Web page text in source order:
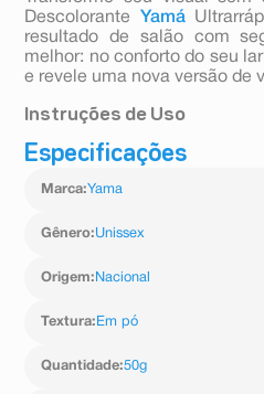
Descolorante Yamá
resultado de salão com
melhor: no conforto do seu
e revele uma nova versão de
Instruções de Uso
- Em um recipiente não
oxigenada cremosa (10,
oxidante), até obter uma
- Com auxílio de um pincel,
desejada (mechas, luzes,
grau de clareamento
Especificações
Marca:Yama
Gênero:Unissex
Origem: Nacional
Textura: Em pó
Quantidade:50g